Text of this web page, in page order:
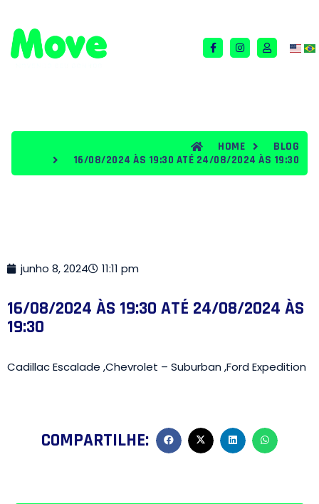
HOME
BLOG
16/08/2024 ÀS 19:30 ATÉ 24/08/2024 ÀS 19:30
junho 8, 2024 11:11 pm
16/08/2024 ÀS 19:30 ATÉ 24/08/2024 ÀS
19:30
Cadillac Escalade ,Chevrolet – Suburban ,Ford Expedition
COMPARTILHE: